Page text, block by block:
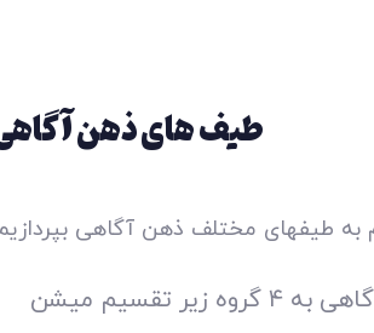
طیف های ذهن
به طیفهای مختلف ذهن آگاهی
تقسیم میشن